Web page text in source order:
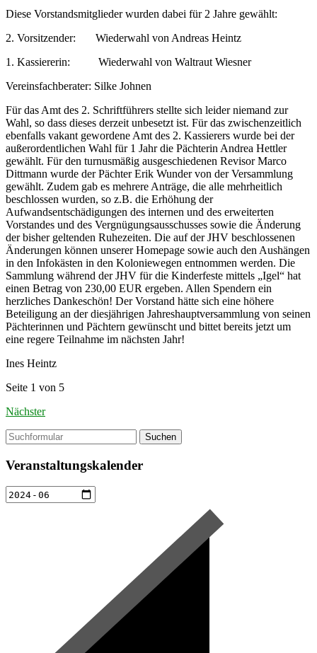
Diese Vorstandsmitglieder wurden dabei für 2 Jahre gewählt:
2. Vorsitzender: Wiederwahl von Andreas Heintz
1. Kassiererin: Wiederwahl von Waltraut Wiesner
Vereinsfachberater: Silke Johnen
Für das Amt des 2. Schriftführers stellte sich leider niemand zur
Wahl, so dass dieses derzeit unbesetzt ist. Für das zwischenzeitlich
ebenfalls vakant gewordene Amt des 2. Kassierers wurde bei der
außerordentlichen Wahl für 1 Jahr die Pächterin Andrea Hettler
gewählt. Für den turnusmäßig ausgeschiedenen Revisor Marco
Dittmann wurde der Pächter Erik Wunder von der Versammlung
gewählt. Zudem gab es mehrere Anträge, die alle mehrheitlich
beschlossen wurden, so z.B. die Erhöhung der
Aufwandsentschädigungen des internen und des erweiterten
Vorstandes und des Vergnügungsausschusses sowie die Änderung
der bisher geltenden Ruhezeiten. Die auf der JHV beschlossenen
Änderungen können unserer Homepage sowie auch den Aushängen
in den Infokästen in den Koloniewegen entnommen werden. Die
Sammlung während der JHV für die Kinderfeste mittels „Igel“ hat
einen Betrag von 230,00 EUR ergeben. Allen Spendern ein
herzliches Dankeschön! Der Vorstand hätte sich eine höhere
Beteiligung an der diesjährigen Jahreshauptversammlung von seinen
Pächterinnen und Pächtern gewünscht und bittet bereits jetzt um
eine regere Teilnahme im nächsten Jahr!
Ines Heintz
Seite 1 von 5
Nächster
Suchen
Veranstaltungskalender